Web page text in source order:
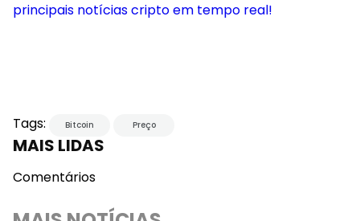
principais notícias cripto em tempo real!
Tags: Bitcoin Preço
MAIS LIDAS
Comentários